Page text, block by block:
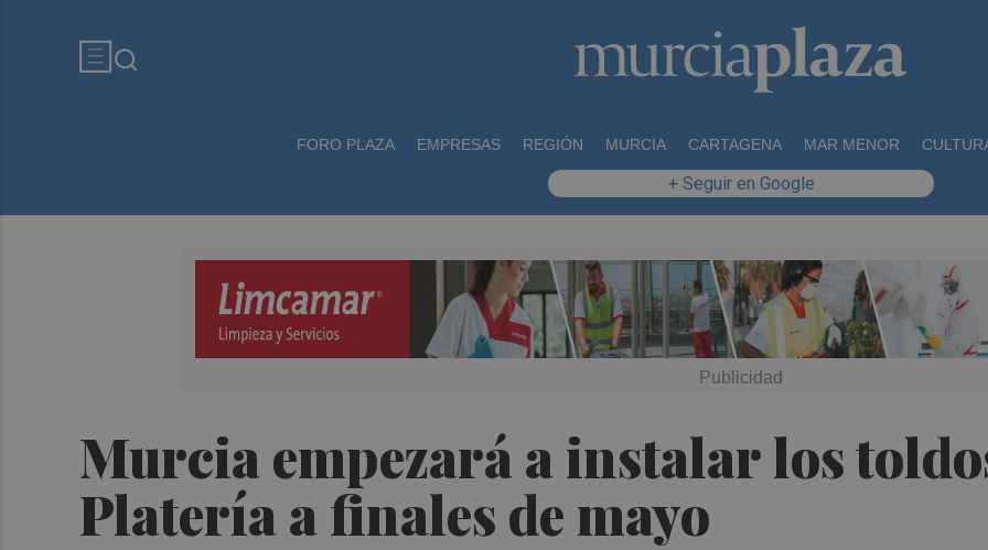
FORO PLAZA EMPRESAS REGIÓN MURCIA CARTAGENA MAR MENOR
+ Seguir en Google
Murcia empezará a instalar los
Platería a finales de mayo